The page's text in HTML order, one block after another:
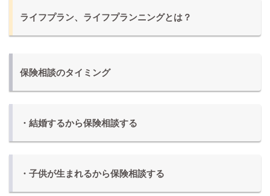
ライフプラン、ライフプランニングとは？
保険相談のタイミング
・結婚するから保険相談する
・子供が生まれるから保険相談する